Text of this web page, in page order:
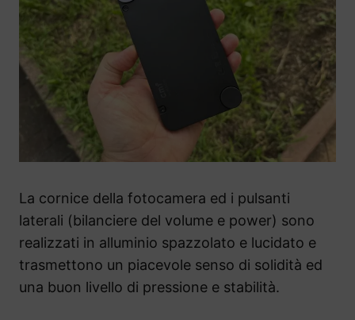
La cornice della fotocamera ed i pulsanti
laterali (bilanciere del volume e power) sono
realizzati in alluminio spazzolato e lucidato e
trasmettono un piacevole senso di solidità ed
una buon livello di pressione e stabilità.